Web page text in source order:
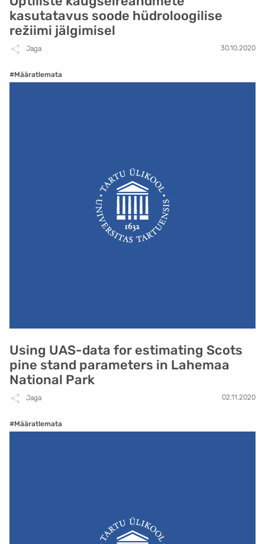
kasutatavus soode hüdroloogilise
režiimi jälgimisel
Jaga 30.10.2020
#Määratlemata
Using UAS-data for estimating Scots
pine stand parameters in Lahemaa
National Park
Jaga 02.11.2020
#Määratlemata